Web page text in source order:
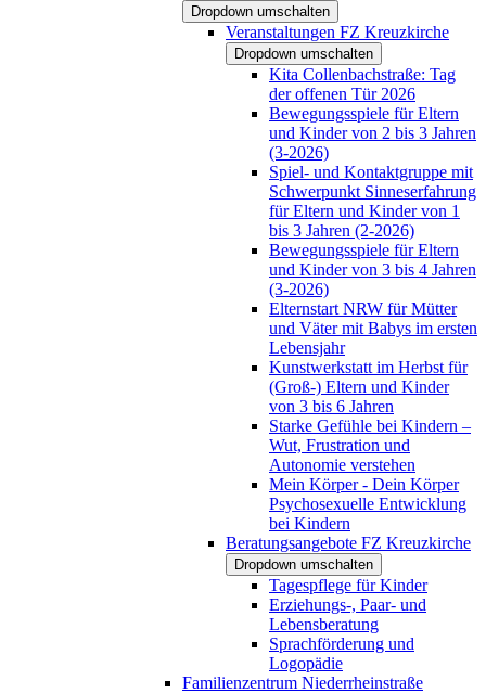
Dropdown umschalten
Veranstaltungen FZ Kreuzkirche
Dropdown umschalten
Kita Collenbachstraße: Tag
der offenen Tür 2026
Bewegungsspiele für Eltern
und Kinder von 2 bis 3 Jahren
(3-2026)
Spiel- und Kontaktgruppe mit
Schwerpunkt Sinneserfahrung
für Eltern und Kinder von 1
bis 3 Jahren (2-2026)
Bewegungsspiele für Eltern
und Kinder von 3 bis 4 Jahren
(3-2026)
Elternstart NRW für Mütter
und Väter mit Babys im ersten
Lebensjahr
Kunstwerkstatt im Herbst für
(Groß-) Eltern und Kinder
von 3 bis 6 Jahren
Starke Gefühle bei Kindern –
Wut, Frustration und
Autonomie verstehen
Mein Körper - Dein Körper
Psychosexuelle Entwicklung
bei Kindern
Beratungsangebote FZ Kreuzkirche
Dropdown umschalten
Tagespflege für Kinder
Erziehungs-, Paar- und
Lebensberatung
Sprachförderung und
Logopädie
Familienzentrum Niederrheinstraße